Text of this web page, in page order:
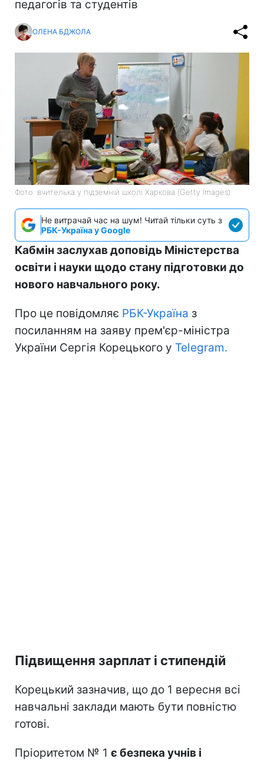
педагогів та студентів
ОЛЕНА БДЖОЛА
Фото: вчителька у підземній школі Харкова (Getty Images)
Не витрачай час на шум! Читай тільки суть з
РБК-Україна у Google
Кабмін заслухав доповідь Міністерства
освіти і науки щодо стану підготовки до
нового навчального року.
Про це повідомляє РБК-Україна з
посиланням на заяву прем'єр-міністра
України Сергія Корецького у Telegram.
Підвищення зарплат і стипендій
Корецький зазначив, що до 1 вересня всі
навчальні заклади мають бути повністю
готові.
Пріоритетом № 1 є безпека учнів і